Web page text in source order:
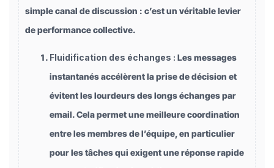
simple canal de discussion : c’est un véritable levier
de performance collective.
Fluidification des échanges : Les messages
instantanés accélèrent la prise de décision et
évitent les lourdeurs des longs échanges par
email. Cela permet une meilleure coordination
entre les membres de l’équipe, en particulier
pour les tâches qui exigent une réponse rapide